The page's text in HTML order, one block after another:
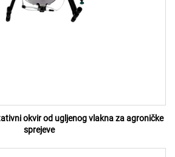
okvir od ugljenog vlakna za agroničke
sprejeve